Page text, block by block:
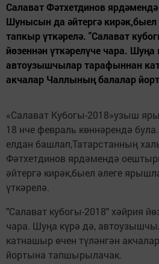
Салават Фәтхетдинов
Шунысын да әйтергә
тапкыр үткәрелә. "Салават
йөзеннән үткәрелүче чара. Шуңа
автоузышчылар тарафыннан
акчалар Чаллының балалар
«Салават Кубогы-2018»узыш
18 нче февраль көннәрендә
елдан башлап,Татарстанның
Фәтхетдинов ярдәмендә
әйтергә кирәк,быел әлеге
үткәрелә.
"Салават кубогы-2018" хәйрия
чара. Шуңа күрә дә,
катнашыр өчен түләнгән
йортына тапшырылачак.